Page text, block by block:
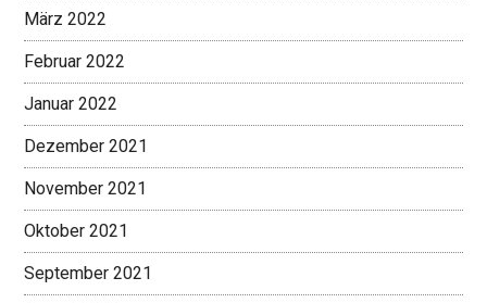
März 2022
Februar 2022
Januar 2022
Dezember 2021
November 2021
Oktober 2021
September 2021